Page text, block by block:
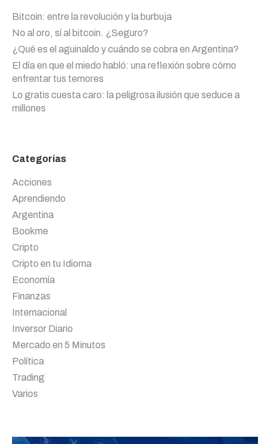
Bitcoin: entre la revolución y la burbuja
No al oro, sí al bitcoin. ¿Seguro?
¿Qué es el aguinaldo y cuándo se cobra en Argentina?
El día en que el miedo habló: una reflexión sobre cómo
enfrentar tus temores
Lo gratis cuesta caro: la peligrosa ilusión que seduce a
millones
Categorías
Acciones
Aprendiendo
Argentina
Bookme
Cripto
Cripto en tu Idioma
Economía
Finanzas
Internacional
Inversor Diario
Mercado en 5 Minutos
Política
Trading
Varios